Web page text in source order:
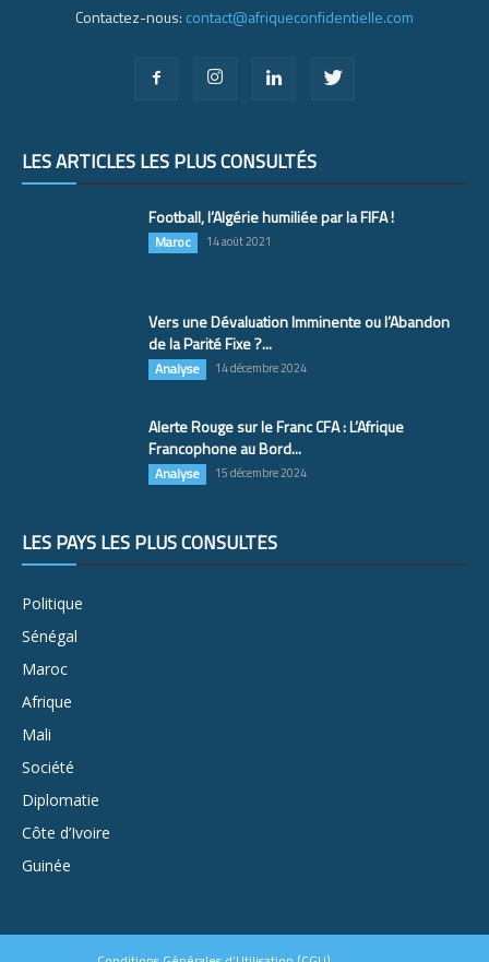
Contactez-nous: contact@afriqueconfidentielle.com
LES ARTICLES LES PLUS CONSULTÉS
Football, l’Algérie humiliée par la FIFA !
Maroc 14 août 2021
Vers une Dévaluation Imminente ou l’Abandon
de la Parité Fixe ?...
Analyse 14 décembre 2024
Alerte Rouge sur le Franc CFA : L’Afrique
Francophone au Bord...
Analyse 15 décembre 2024
LES PAYS LES PLUS CONSULTÉS
Politique
Sénégal
Maroc
Afrique
Mali
Société
Diplomatie
Côte d’Ivoire
Guinée